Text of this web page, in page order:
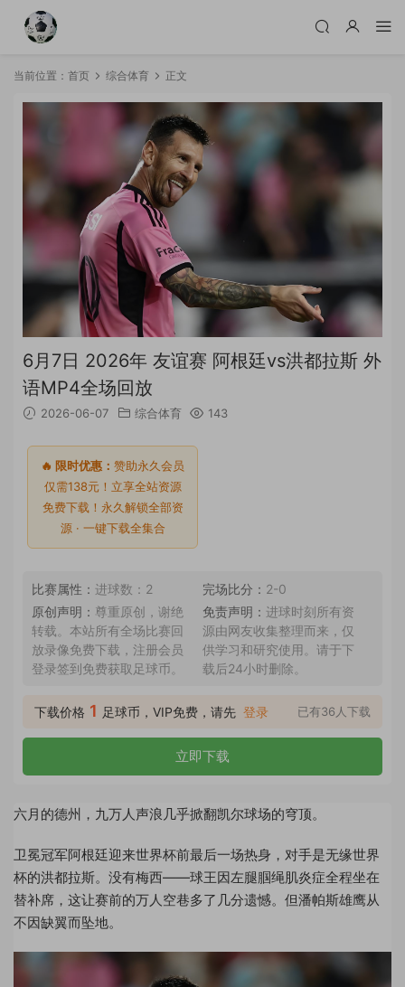
当前位置： 首页 综合体育 正文
6月7日 2026年 友谊赛 阿根廷vs洪都拉斯 外
语MP4全场回放
2026-06-07 综合体育 143
🔥 限时优惠： 赞助永久会员
仅需138元！立享全站资源
免费下载！永久解锁全部资
源 · 一键下载全集合
比赛属性： 进球数：2 完场比分： 2-0
原创声明： 尊重原创，谢绝
转载。本站所有全场比赛回
放录像免费下载，注册会员
登录签到免费获取足球币。
免责声明： 进球时刻所有资
源由网友收集整理而来，仅
供学习和研究使用。请于下
载后24小时删除。
下载价格 1 足球币，VIP免费，请先 登录 已有36人下载
立即下载
六月的德州，九万人声浪几乎掀翻凯尔球场的穹顶。
卫冕冠军阿根廷迎来世界杯前最后一场热身，对手是无缘世界
杯的洪都拉斯。没有梅西——球王因左腿腘绳肌炎症全程坐在
替补席，这让赛前的万人空巷多了几分遗憾。但潘帕斯雄鹰从
不因缺翼而坠地。